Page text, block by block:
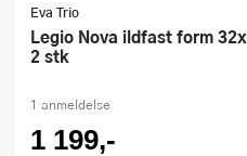
Eva Trio
Legio Nova ildfast form 32x20 cm
2 stk
1 anmeldelse
1 199,-